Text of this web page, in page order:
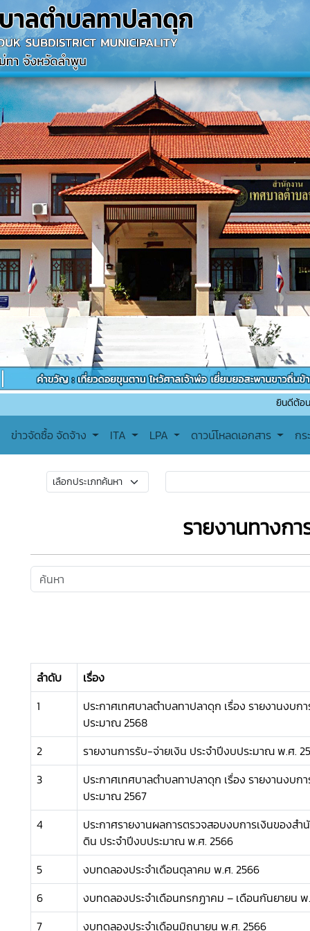
ยินดีต้อนรับเข้าสู่เทศ
ข่าวจัดซื้อ จัดจ้าง ITA LPA ดาวน์โหลดเอกสาร ก
รายงานทางกา
ลำดับ
เรื่อง
1
ประกาศเทศบาลตำบลทาปลาดุก เรื่อง รายงานงบก
ประมาณ 2568
2
รายงานการรับ-จ่ายเงิน ประจำปีงบประมาณ พ.ศ.
3
ประกาศเทศบาลตำบลทาปลาดุก เรื่อง รายงานงบก
ประมาณ 2567
4
ประกาศรายงานผลการตรวจสอบงบการเงินของสำ
ดิน ประจำปีงบประมาณ พ.ศ. 2566
5
งบทดลองประจำเดือนตุลาคม พ.ศ. 2566
6
งบทดลองประจำเดือนกรกฏาคม – เดือนกันยายน พ
7
งบทดลองประจำเดือนมิถุนายน พ.ศ. 2566